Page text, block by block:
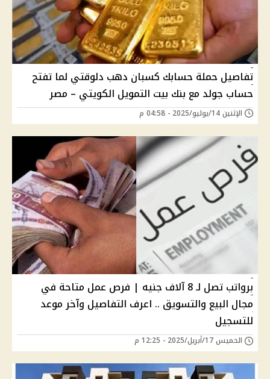
تفاصيل حملة حسابك كسبان دهب دلوقتي لما تفتح
حساب جولد مع بنك بيت التمويل الكويتي – مصر
الإثنين 14/يوليو/2025 - 04:58 م
برواتب تصل لـ 8 آلاف جنيه | فرص عمل متاحة في
مجال البيع والتسويق .. اعرف التفاصيل وآخر موعد
للتسجيل
الخميس 17/أبريل/2025 - 12:25 م